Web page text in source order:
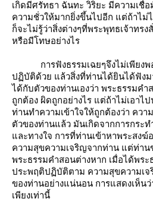
เกิดมีศรัทธา ฉันทะ วิริยะ มีความเชื่
ความชั่วให้มากยิ่งขึ้นไปอีก แต่ถ้าไ
ก็จะไม่รู้ว่าสิ่งต่างๆที่พระพุทธเจ้าท
หรือมีโทษอย่างไร
การฟังธรรมเฉยๆจึงไม่เพียงพอ
ปฏิบัติด้วย แล้วสิ่งที่ท่านได้ยินได้ฟัง
ได้กับตัวของท่านเองว่า พระธรรมค
ถูกต้อง ผิดถูกอย่างไร แต่ถ้าไม่เอาไ
ท่านทำความเข้าใจให้ถูกต้องว่า คว
ตัวของท่านแล้ว มันเกิดจากการกระท
ละทางใจ การที่ท่านเข้าหาพระสงฆ์
ความสุขความเจริญจากท่าน แต่ท่าน
พระธรรมคำสอนต่างหาก เมื่อได้พร
ประพฤติปฏิบัติตาม ความสุขความเ
ของท่านอย่างแน่นอน การแสดงเห็น
เพียงเท่านี้